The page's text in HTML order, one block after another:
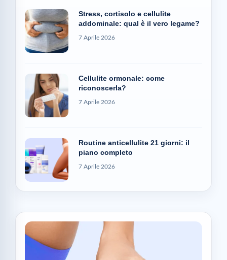
Stress, cortisolo e cellulite
addominale: qual è il vero legame?
7 Aprile 2026
Cellulite ormonale: come
riconoscerla?
7 Aprile 2026
Routine anticellulite 21 giorni: il
piano completo
7 Aprile 2026